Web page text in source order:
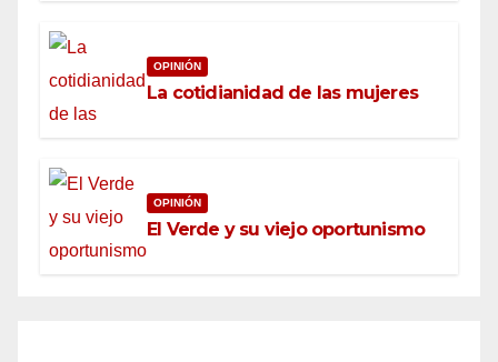
OPINIÓN
La cotidianidad de las mujeres
OPINIÓN
El Verde y su viejo oportunismo